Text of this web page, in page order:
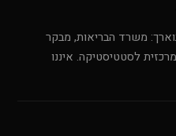
משרד הבריאות, מבקר
לסטטיסטיקה. איננו